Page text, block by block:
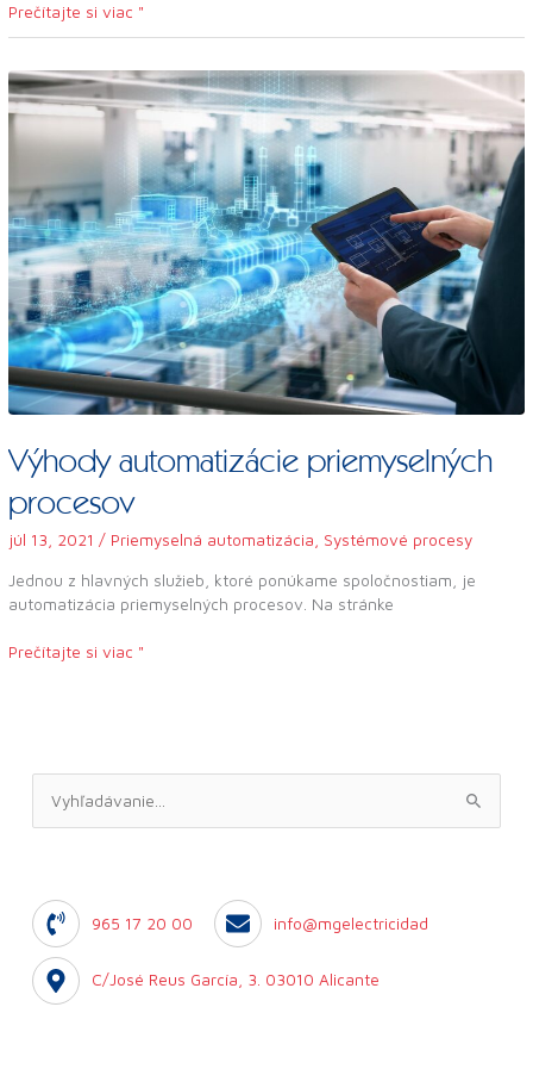
Prečítajte si viac "
Výhody automatizácie priemyselných
procesov
júl 13, 2021/ Priemyselná automatizácia Systémové procesy
Jednou z hlavných služieb, ktoré ponúkame spoločnostiam, je
automatizácia priemyselných procesov. Na stránke
Výhody
automatizácie
priemyselných
Prečítajte si viac "
a
d
a
965 17 20 00 info@mgelectricidad
C/José Reus García, 3. 03010 Alicante